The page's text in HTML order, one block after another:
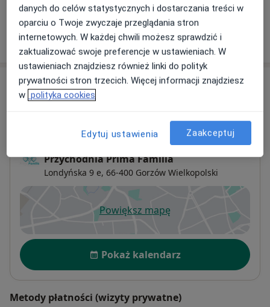
W jaki sposób ustalane są ceny?
Adresy (3)
Przychodnia Prima Familia
Londyńska 9 e, 66-400 Gorzów Wielkopolski
Powiększ mapęotwiera się w nowej karcie
Dostępność
Pokaż kalendarz
Metody płatności (wizyty prywatne)
danych do celów statystycznych i dostarczania treści w
oparciu o Twoje zwyczaje przeglądania stron
internetowych. W każdej chwili możesz sprawdzić i
zaktualizować swoje preferencje w ustawieniach. W
ustawieniach znajdziesz również linki do polityk
prywatności stron trzecich. Więcej informacji znajdziesz
w polityka cookies
Edytuj ustawienia Zaakceptuj